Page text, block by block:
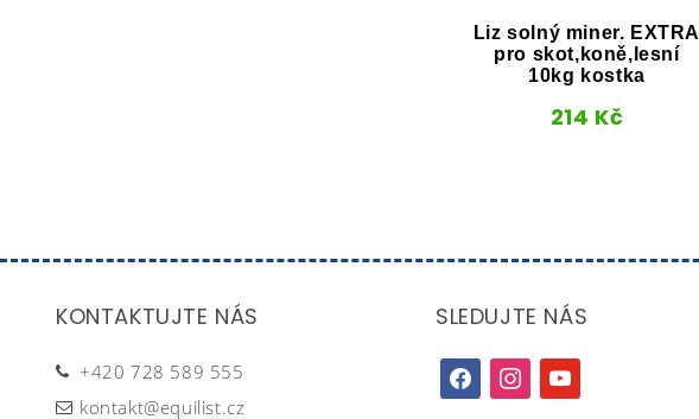
Liz solný miner. EXTRA
pro skot,koně,lesní
10kg kostka
214 Kč
KONTAKTUJTE NÁS
+420 728 589 555
kontakt@equilist.cz
SLEDUJTE NÁS
facebookinstagramyoutube